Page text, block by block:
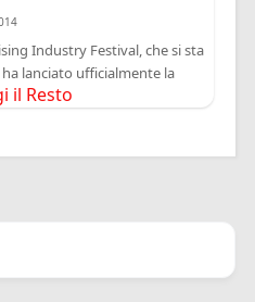
Industry Festival, che si sta
lanciato ufficialmente la
il Resto